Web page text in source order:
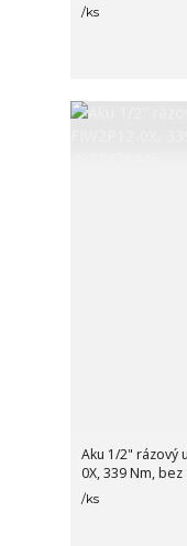
/ks
Aku 1/2" rázový
0X, 339 Nm,
/ks